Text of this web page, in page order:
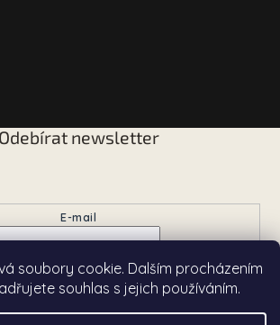
soubory cookie. Dalším procházením
souhlas s jejich používáním.
Odebírat newsletter
E-mail
Přihlásit se